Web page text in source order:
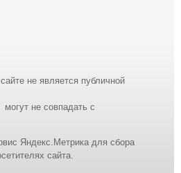
не является публичной
могут не совпадать с
Яндекс.Метрика для сбора
сайта.